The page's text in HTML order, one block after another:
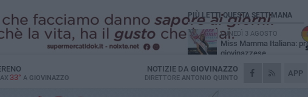
33° A GIOVINAZZO
APP
NOTIZIE DA GIOVINAZZO
DIRETTORE ANTONIO QUINTO
PIÙ LETTI QUESTA SETTIMANA
LUNEDÌ 3 AGOSTO
Miss Mamma Italiana:
giovinazzese
MARTEDÌ 4 AGOSTO
Liquidi oleosi sul litorale